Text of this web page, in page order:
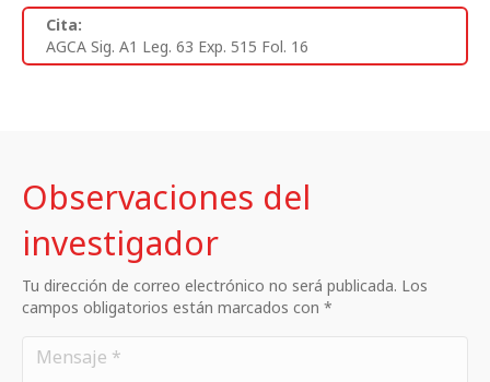
Cita:
AGCA Sig. A1 Leg. 63 Exp. 515 Fol. 16
Observaciones del
investigador
Tu dirección de correo electrónico no será publicada. Los
campos obligatorios están marcados con *